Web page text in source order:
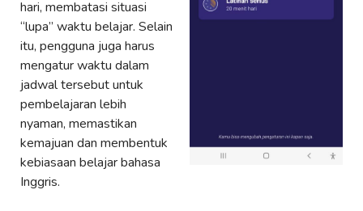
hari, membatasi situasi
“lupa” waktu belajar. Selain
itu, pengguna juga harus
mengatur waktu dalam
jadwal tersebut untuk
pembelajaran lebih
nyaman, memastikan
kemajuan dan membentuk
kebiasaan belajar bahasa
Inggris.